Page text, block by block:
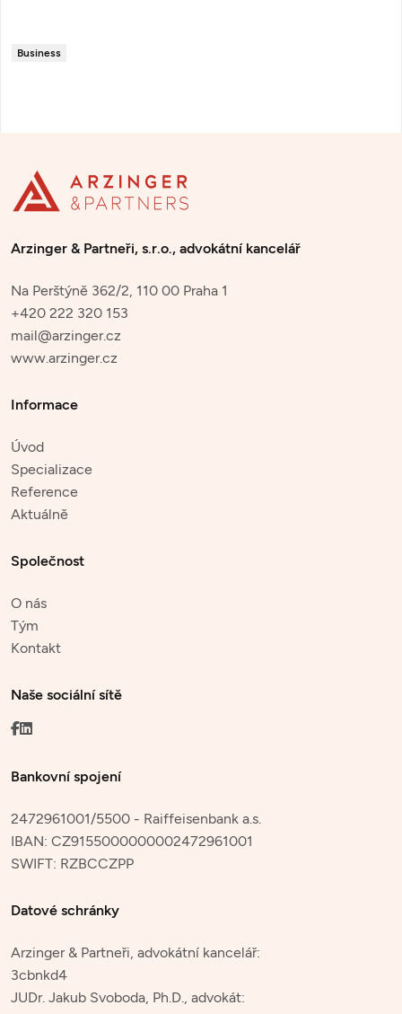
Business
Arzinger & Partneři, s.r.o., advokátní kancelář
Na Perštýně 362/2, 110 00 Praha 1
+420 222 320 153
mail@arzinger.cz
www.arzinger.cz
Informace
Úvod
Specializace
Reference
Aktuálně
Společnost
O nás
Tým
Kontakt
Naše sociální sítě
Bankovní spojení
2472961001/5500 - Raiffeisenbank a.s.
IBAN: CZ9155000000002472961001
SWIFT: RZBCCZPP
Datové schránky
Arzinger & Partneři, advokátní kancelář:
3cbnkd4
JUDr. Jakub Svoboda, Ph.D., advokát: